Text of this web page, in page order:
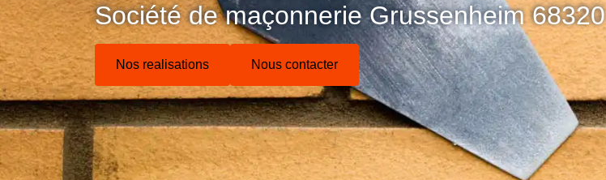
Société de maçonnerie Grussenheim 68320
Nos realisations Nous contacter